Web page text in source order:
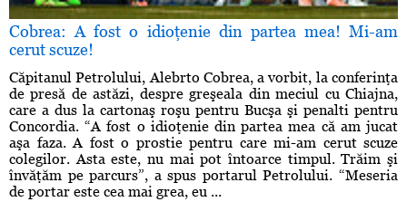
Cobrea: A fost o idioţenie din partea mea! Mi-am
cerut scuze!
Căpitanul Petrolului, Alebrto Cobrea, a vorbit, la conferinţa
de presă de astăzi, despre greşeala din meciul cu Chiajna,
care a dus la cartonaş roşu pentru Bucşa şi penalti pentru
Concordia. “A fost o idioţenie din partea mea că am jucat
aşa faza. A fost o prostie pentru care mi-am cerut scuze
colegilor. Asta este, nu mai pot întoarce timpul. Trăim şi
învăţăm pe parcurs”, a spus portarul Petrolului. “Meseria
de portar este cea mai grea, eu ...